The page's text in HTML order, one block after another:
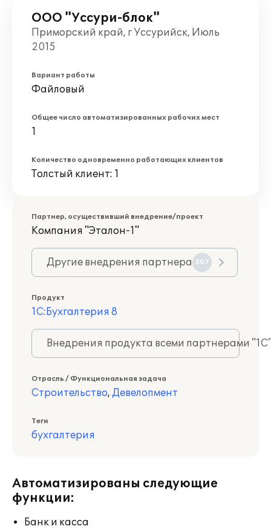
ООО "Уссури-блок"
Приморский край, г Уссурийск, Июль
2015
Вариант работы
Файловый
Общее число автоматизированных рабочих мест
1
Количество одновременно работающих клиентов
Толстый клиент: 1
Партнер, осуществивший внедрение/проект
Компания "Эталон-1"
Другие внедрения партнера 307
Продукт
1С:Бухгалтерия 8
Внедрения продукта всеми партнерами
Отрасль / Функциональная задача
Строительство, Девелопмент
Теги
бухгалтерия
Автоматизированы следующие
функции:
Банк и касса